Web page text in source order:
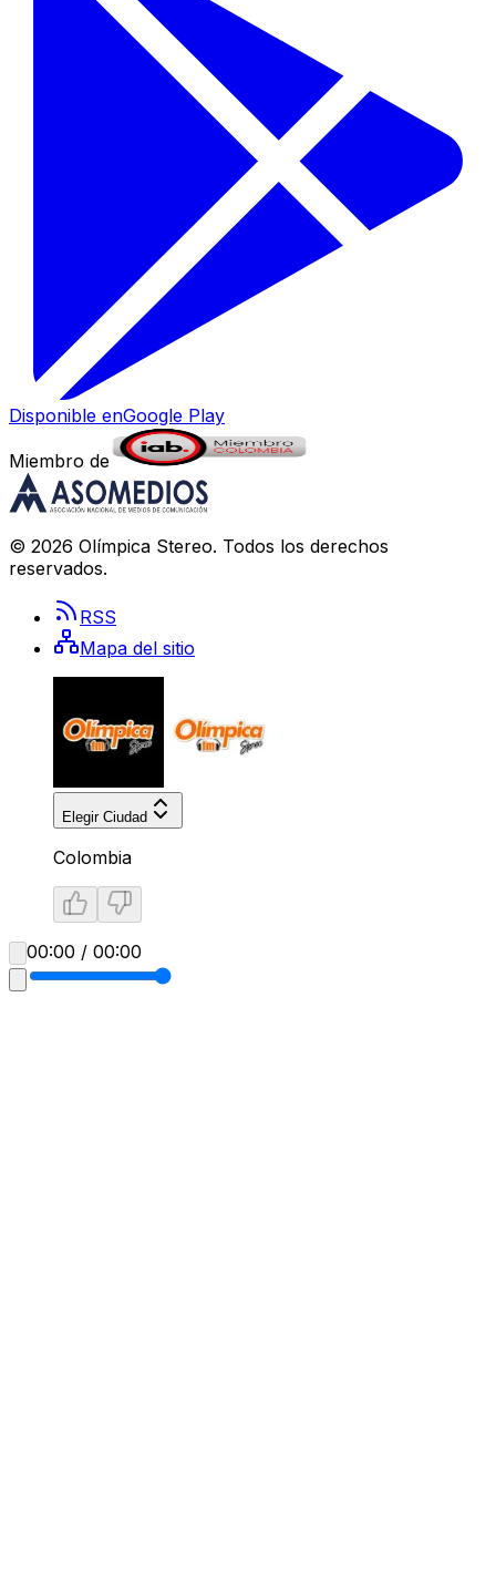
Disponible enGoogle Play
Miembro de
© 2026 Olímpica Stereo. Todos los derechos
reservados.
RSS
Mapa del sitio
Elegir Ciudad
Colombia
00:00 / 00:00